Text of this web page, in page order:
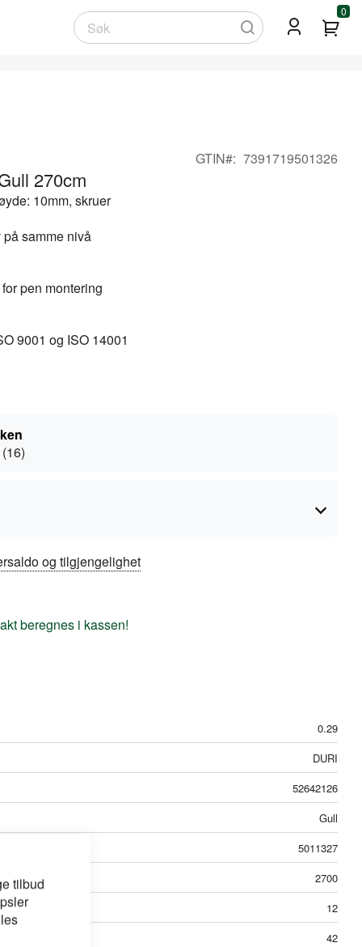
tilbud
Søk
0
270cm
GTIN 7391719501326
10mm, skruer
samme nivå
pen montering
9001 og ISO 14001
og tilgjengelighet
beregnes i kassen!
0.29
DURI
52642126
Gull
5011327
2700
12
42